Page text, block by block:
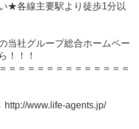
★各線主要駅より徒歩1分以
当社グループ総合ホームペー
！！！
＝＝＝＝＝＝＝＝＝＝＝＝＝
www.life-agents.jp/